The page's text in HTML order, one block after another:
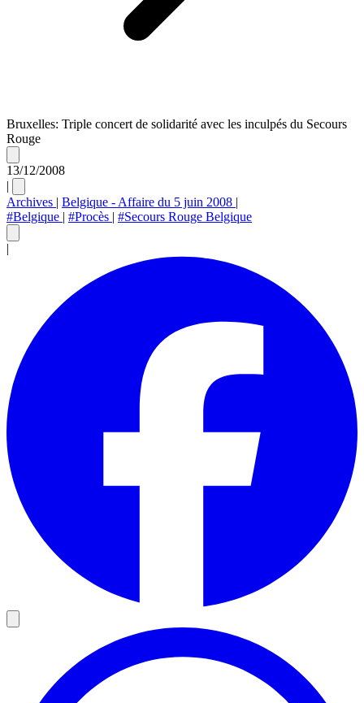
Bruxelles: Triple concert de solidarité avec les inculpés du Secours
Rouge
13/12/2008
|
Archives | Belgique - Affaire du 5 juin 2008 |
#Belgique | #Procès | #Secours Rouge Belgique
|